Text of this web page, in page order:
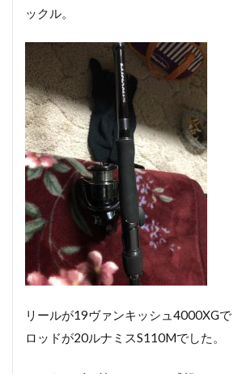
ックル。
リールが19ヴァンキッシュ4000XGで
ロッドが20ルナミスS110Mでした。